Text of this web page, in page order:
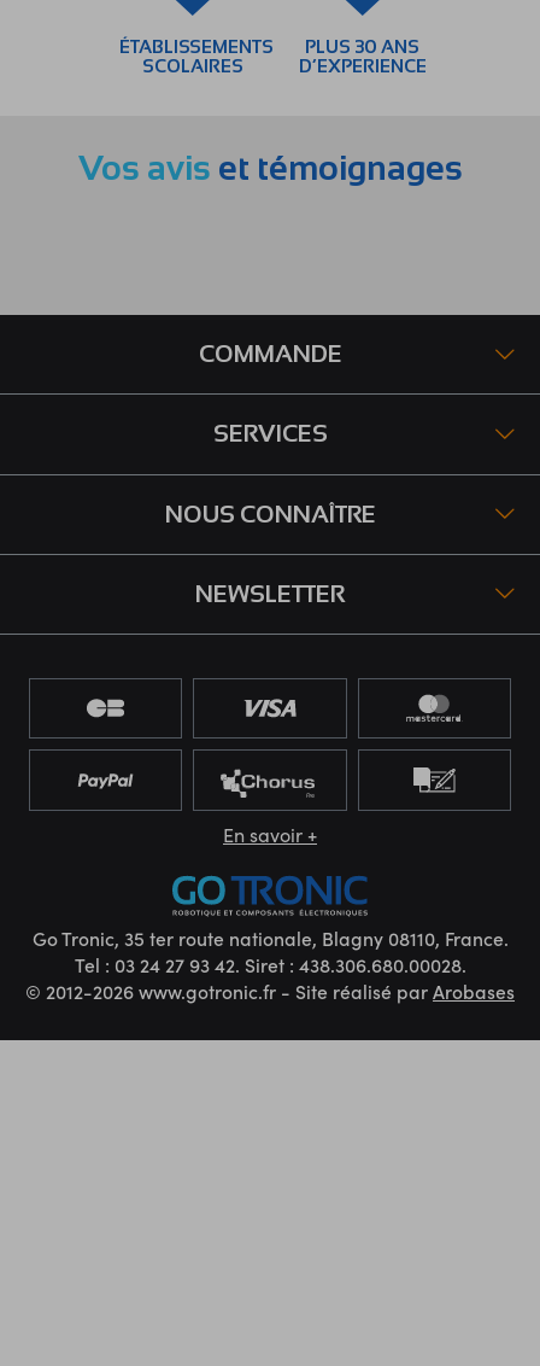
ÉTABLISSEMENTS
SCOLAIRES
PLUS 30 ANS
D’EXPERIENCE
Vos avis et témoignages
COMMANDE
SERVICES
NOUS CONNAÎTRE
NEWSLETTER
En savoir +
Go Tronic, 35 ter route nationale, Blagny 08110, France.
Tel : 03 24 27 93 42. Siret : 438.306.680.00028.
© 2012-2026 www.gotronic.fr - Site réalisé parArobases